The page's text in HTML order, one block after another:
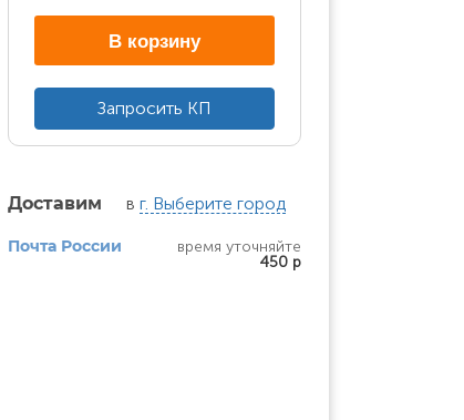
В корзину
Запросить КП
Доставим в г. Выберите город
Почта России
время уточняйте
450 р